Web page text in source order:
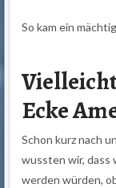
So kam ein
Ecke
Schon kurz nach
wussten wir, dass
werden würden,